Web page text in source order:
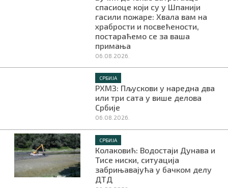
спасиоце који су у Шпанији
гасили пожаре: Хвала вам на
храбрости и посвећености,
постараћемо се за ваша
примања
06.08.2026.
СРБИЈА
РХМЗ: Пљускови у наредна два
или три сата у више делова
Србије
06.08.2026.
СРБИЈА
Колаковић: Водостаји Дунава и
Тисе ниски, ситуација
забрињавајућа у бачком делу
ДТД